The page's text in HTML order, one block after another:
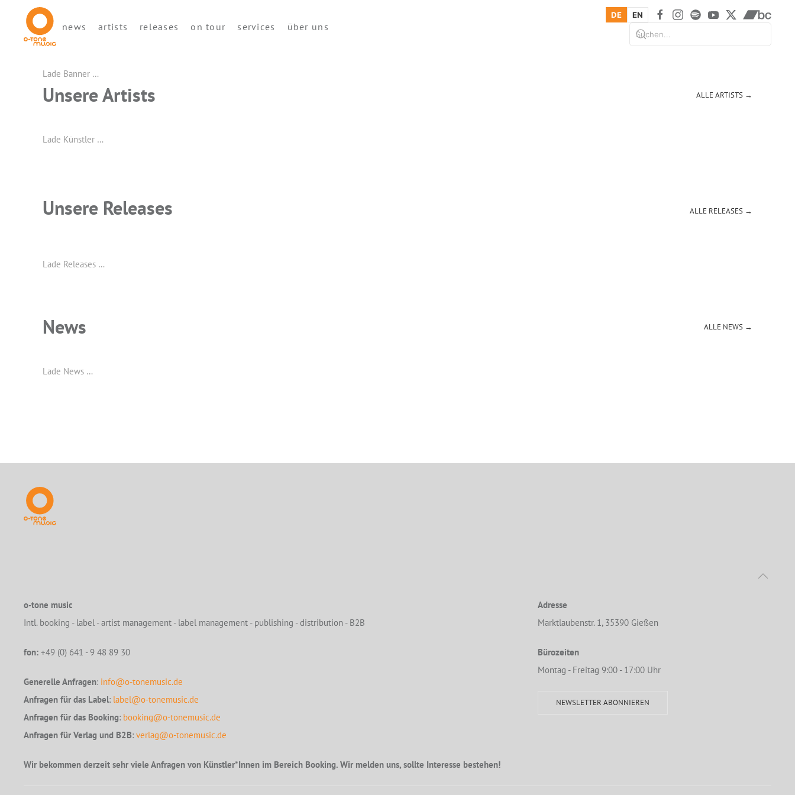
news artists releases on tour services über uns
DE EN
Lade Banner …
Unsere Artists ALLE ARTISTS →
Lade Künstler …
Unsere Releases ALLE RELEASES →
Lade Releases …
News ALLE NEWS →
Lade News …
o-tone music
Intl. booking - label - artist management - label management - publishing - distribution - B2B
fon: +49 (0) 641 - 9 48 89 30
Generelle Anfragen: info@o-tonemusic.de
Anfragen für das Label: label@o-tonemusic.de
Anfragen für das Booking: booking@o-tonemusic.de
Anfragen für Verlag und B2B: verlag@o-tonemusic.de
Wir bekommen derzeit sehr viele Anfragen von Künstler*Innen im Bereich Booking. Wir melden uns, sollte Interesse bestehen!
Adresse
Marktlaubenstr. 1, 35390 Gießen
Bürozeiten
Montag - Freitag 9:00 - 17:00 Uhr
NEWSLETTER ABONNIEREN